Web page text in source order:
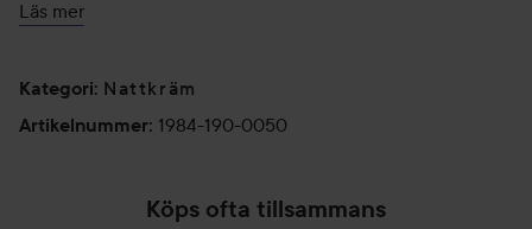
gör att cremen är ett lämpligt val för mogen hud som även
Mynta är uppfriskande och kylande. Den förstärker
Night Cream More appliceras efter passande
Läs mer
Kategori: Nattkräm
Artikelnummer: 1984-190-0050
Köps ofta tillsammans